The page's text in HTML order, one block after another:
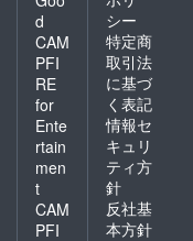
d
CAM
PFI
RE
for
Ente
rtain
men
t
CAM
PFI
シー
特定商
取引法
に基づ
く表記
情報セ
キュリ
ティ方
針
反社基
本方針